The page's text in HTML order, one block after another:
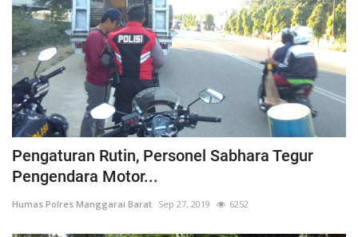
Pengaturan Rutin, Personel Sabhara Tegur
Pengendara Motor...
Humas Polres Manggarai Barat Sep 27, 2019 6252